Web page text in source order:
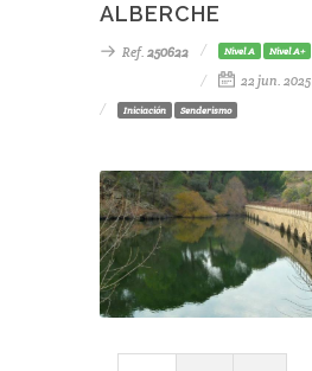
ALBERCHE
Ref. 250622 Nivel A Nivel A+
22 jun. 2025
Iniciación Senderismo